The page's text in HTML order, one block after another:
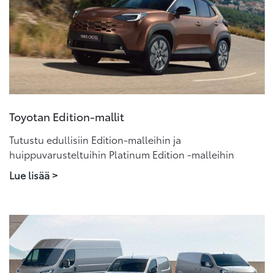
Toyotan Edition-mallit
Tutustu edullisiin Edition-malleihin ja
huippuvarusteltuihin Platinum Edition -malleihin
Lue lisää >